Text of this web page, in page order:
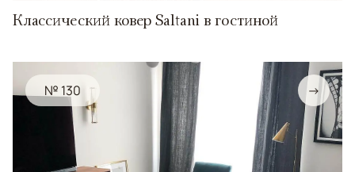
Классический ковер Saltani в гостиной
№ 130 →